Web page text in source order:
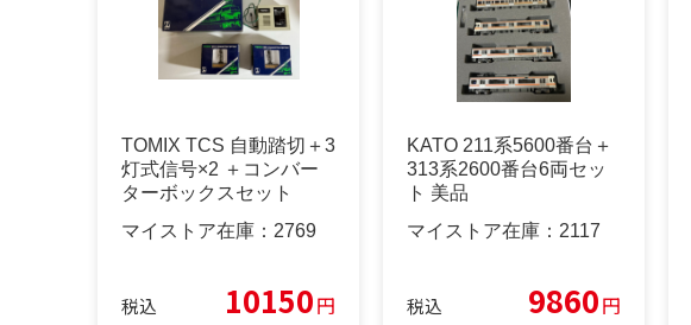
TOMIX TCS 自動踏切＋3
灯式信号×2 ＋コンバー
ターボックスセット
マイストア在庫： 2769
税込 10150円
KATO 211系5600番台＋
313系2600番台6両セッ
ト 美品
マイストア在庫： 2117
税込 9860円